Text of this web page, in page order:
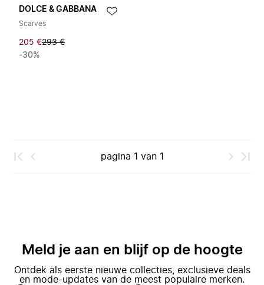
DOLCE & GABBANA
Scarves
205 €293 €
-30%
pagina 1 van 1
Meld je aan en blijf op de hoogte
Ontdek als eerste nieuwe collecties, exclusieve deals
en mode-updates van de meest populaire merken.